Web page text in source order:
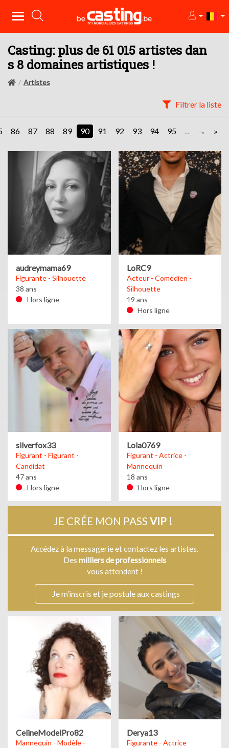
Casting: plus de 61 015 artistes dan
s 8 domaines artistiques !
Artistes
Filtrer la liste
86 87 88 89 90 91 92 93 94 95 ... »
audreymama69
Figurante - Silhouette
38 ans
Hors ligne
LoRC9
Acteur - Comédien -
Silhouette
19 ans
Hors ligne
silverfox33
Figurant - Figurant -
Candidat
47 ans
Hors ligne
Lola0769
Figurant - Actrice -
Mannequin
18 ans
Hors ligne
JE CRÉE MON PASSVIP !
Accédez à la messagerie et contactez les artistes.
Des milliers de professionnels
vous attendent !
Je m’inscris et je postule aux castings
CelineModelPro82
Mannequin - Modèle -
Derya13
Figurante - Actrice